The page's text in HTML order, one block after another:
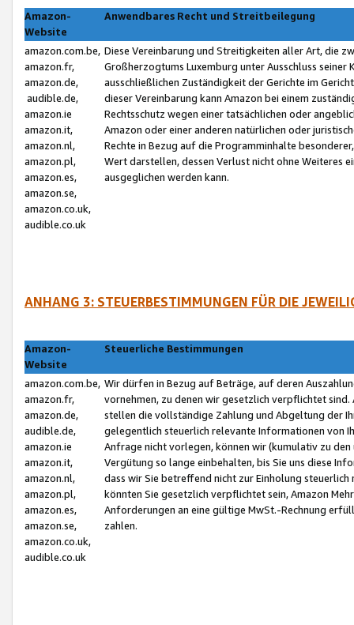
Amazon-
Website
Anwendbares Recht und Streitbeilegung
amazon.com.be,
amazon.fr,
amazon.de,
audible.de,
amazon.ie
amazon.it,
amazon.nl,
amazon.pl,
amazon.es,
amazon.se,
amazon.co.uk,
audible.co.uk
Diese Vereinbarung und Streitigkeiten aller Art, die
Großherzogtums Luxemburg unter Ausschluss
ausschließlichen Zuständigkeit der Gerichte im
dieser Vereinbarung kann Amazon bei einem
Rechtsschutz wegen einer tatsächlichen oder
Amazon oder einer anderen natürlichen oder
Rechte in Bezug auf die Programminhalte
Wert darstellen, dessen Verlust nicht ohne Weiteres
ausgeglichen werden kann.
ANHANG 3: STEUERBESTIMMUNGEN FÜR DIE
Amazon-
Website
Steuerliche Bestimmungen
amazon.com.be,
amazon.fr,
amazon.de,
audible.de,
amazon.ie
amazon.it,
amazon.nl,
amazon.pl,
amazon.es,
amazon.se,
amazon.co.uk,
audible.co.uk
Wir dürfen in Bezug auf Beträge, auf deren
vornehmen, zu denen wir gesetzlich verpflichtet
stellen die vollständige Zahlung und Abgeltung der
gelegentlich steuerlich relevante Informationen von
Anfrage nicht vorlegen, können wir (kumulativ zu
Vergütung so lange einbehalten, bis Sie uns diese
dass wir Sie betreffend nicht zur Einholung
könnten Sie gesetzlich verpflichtet sein, Amazon
Anforderungen an eine gültige MwSt.-Rechnung
zahlen.